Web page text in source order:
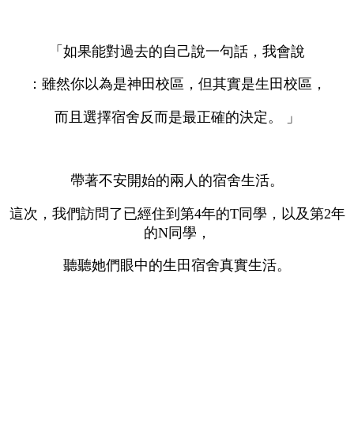
「如果能對過去的自己說一句話，我會說
：雖然你以為是神田校區，但其實是生田校區，
而且選擇宿舍反而是最正確的決定。 」
帶著不安開始的兩人的宿舍生活。
這次，我們訪問了已經住到第4年的T同學，以及第2年
的N同學，
聽聽她們眼中的生田宿舍真實生活。